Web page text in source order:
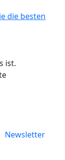
ist.
Newsletter